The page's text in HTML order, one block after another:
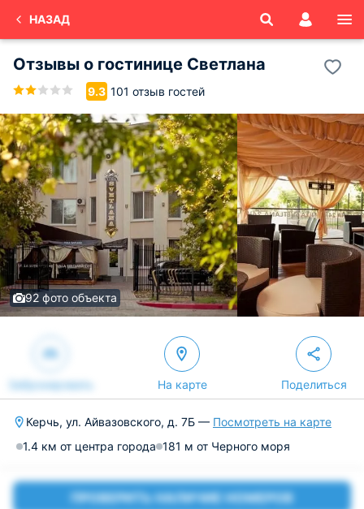
НАЗАД
Отзывы о гостинице Светлана
9.3 101 отзыв гостей
92 фото объекта
Забронировать На карте Поделиться
Керчь, ул. Айвазовского, д. 7Б — Посмотреть на карте
1.4 км от центра города 181 м от Черного моря
ПРОВЕРИТЬ НАЛИЧИЕ НОМЕРОВ